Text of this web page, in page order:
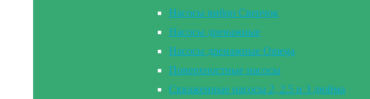
Насосы вибро Сверчок
Насосы дренажные
Насосы дренажные Omega
Поверхностные насосы
Скваженные насосы 2, 2.5 и 3 дюйма